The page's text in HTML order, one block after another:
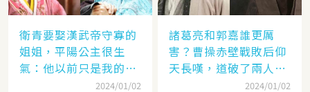
衛青要娶漢武帝守寡的
姐姐，平陽公主很生
氣：他以前只是我的奴
2024/01/02
諸葛亮和郭嘉誰更厲
害？曹操赤壁戰敗后仰
天長嘆，道破了兩人高
2024/01/02